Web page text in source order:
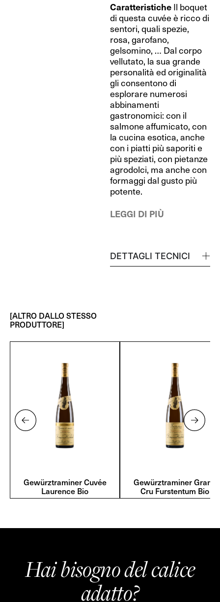
Caratteristiche Il boquet
di questa cuvée è ricco di
sentori, quali spezie,
rosa, garofano,
gelsomino, … Dal corpo
vellutato, la sua grande
personalità ed originalità
gli consentono di
esplorare numerosi
abbinamenti
gastronomici: con il
salmone affumicato, con
la cucina esotica, anche
con i piatti più saporiti e
più speziati, con pietanze
agrodolci, ma anche con
formaggi dal gusto più
potente.
LEGGI DI PIÙ
DETTAGLI TECNICI
[ALTRO DALLO STESSO
PRODUTTORE]
Gewürztraminer Cuvée
Laurence Bio
Gewürztraminer Grand
Cru Furstentum Bio
Hai bisogno del calice
adatto?